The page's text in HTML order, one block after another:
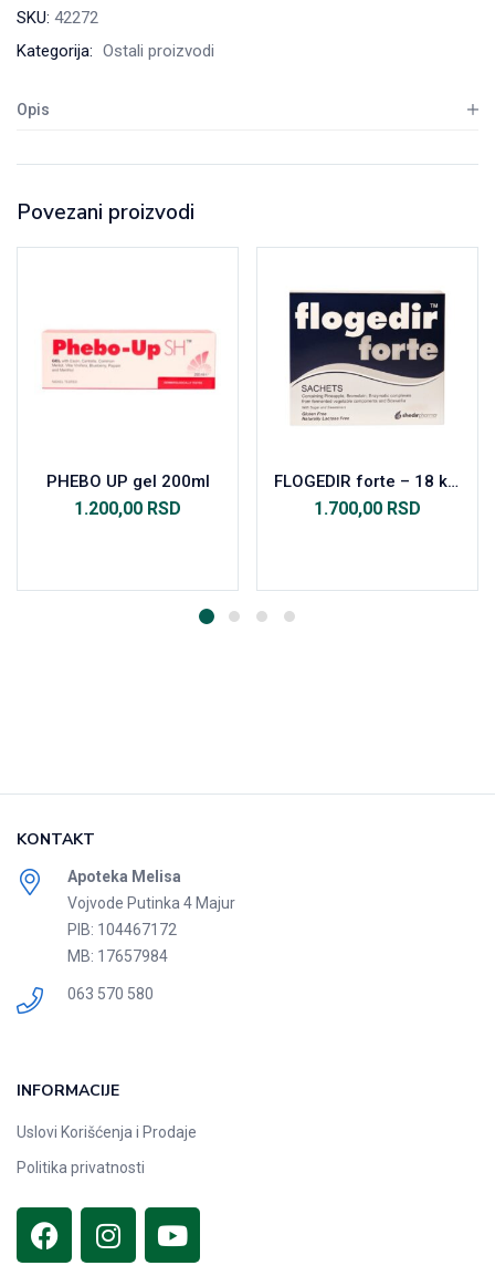
SKU: 42272
Kategorija: Ostali proizvodi
Opis
Povezani proizvodi
PHEBO UP gel 200ml
1.200,00 RSD
FLOGEDIR forte – 18 kesica
1.700,00 RSD
KONTAKT
Apoteka Melisa
Vojvode Putinka 4 Majur
PIB: 104467172
MB: 17657984
063 570 580
INFORMACIJE
Uslovi Korišćenja i Prodaje
Politika privatnosti